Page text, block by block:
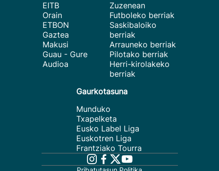
EITB
Orain
ETBON
Gaztea
Makusi
Guau - Gure
Audioa
Zuzenean
Futboleko berriak
Saskibaloiko
berriak
Arrauneko berriak
Pilotako berriak
Herri-kirolakeko
berriak
Gaurkotasuna
Munduko
Txapelketa
Eusko Label Liga
Euskotren Liga
Frantziako Tourra